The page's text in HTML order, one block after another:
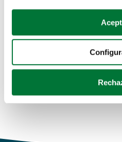
Si lo permite, también
Recopilar información
Identificar su dispositivo
para buscar
Obtenga más información
Coches de segunda mano
Coches de km0